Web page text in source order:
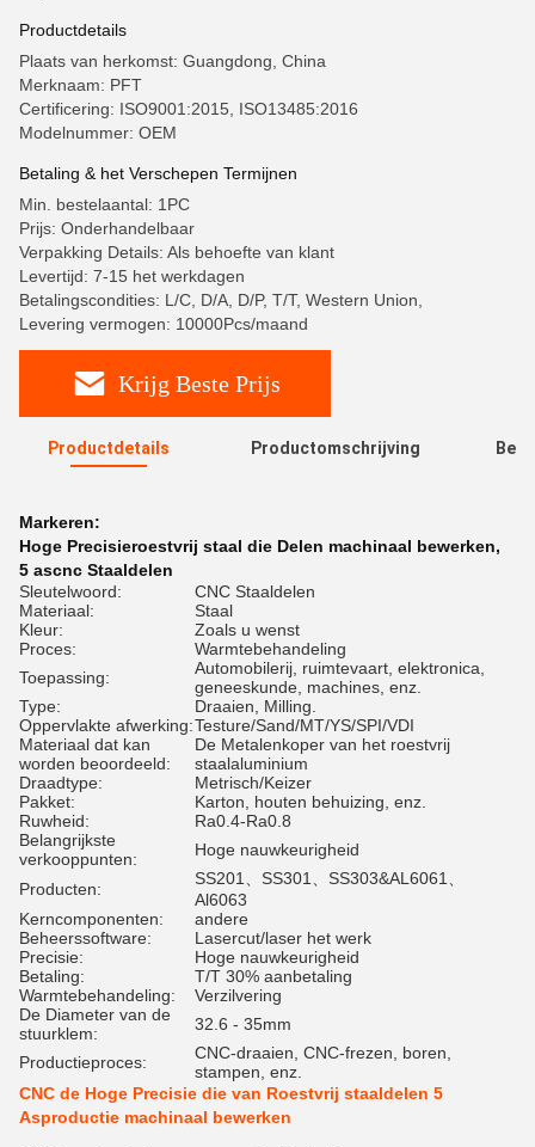
Productdetails
Plaats van herkomst: Guangdong, China
Merknaam: PFT
Certificering: ISO9001:2015, ISO13485:2016
Modelnummer: OEM
Betaling & het Verschepen Termijnen
Min. bestelaantal: 1PC
Prijs: Onderhandelbaar
Verpakking Details: Als behoefte van klant
Levertijd: 7-15 het werkdagen
Betalingscondities: L/C, D/A, D/P, T/T, Western Union,
Levering vermogen: 10000Pcs/maand
Krijg Beste Prijs
Productdetails Productomschrijving
Markeren:
Hoge Precisieroestvrij staal die Delen machinaal bewerken,
5 ascnc Staaldelen
Sleutelwoord:
CNC Staaldelen
Materiaal:
Staal
Kleur:
Zoals u wenst
Proces:
Warmtebehandeling
Toepassing:
Automobilerij, ruimtevaart, elektronica,
geneeskunde, machines, enz.
Type:
Draaien, Milling.
Oppervlakte afwerking:Testure/Sand/MT/YS/SPI/VDI
Materiaal dat kan
worden beoordeeld:
De Metalenkoper van het roestvrij
staalaluminium
Draadtype:
Metrisch/Keizer
Pakket:
Karton, houten behuizing, enz.
Ruwheid:
Ra0.4-Ra0.8
Belangrijkste
verkooppunten:
Hoge nauwkeurigheid
Producten:
SS201、SS301、SS303&AL6061、
Al6063
Kerncomponenten:
andere
Beheerssoftware:
Lasercut/laser het werk
Precisie:
Hoge nauwkeurigheid
Betaling:
T/T 30% aanbetaling
Warmtebehandeling:
Verzilvering
De Diameter van de
stuurklem:
32.6 - 35mm
Productieproces:
CNC-draaien, CNC-frezen, boren,
stampen, enz.
CNC de Hoge Precisie die van Roestvrij staaldelen 5
Asproductie machinaal bewerken